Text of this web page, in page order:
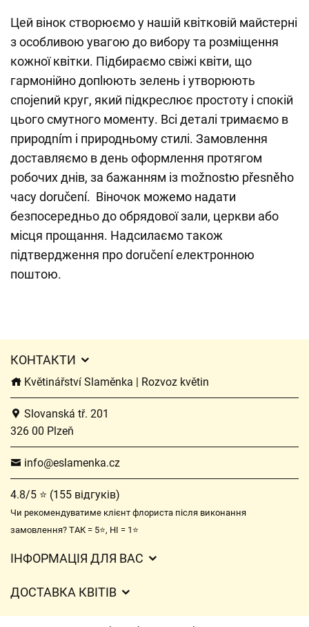
Цей вінок створюємо у нашій квітковій майстерні
з особливою увагою до вибору та розміщення
кожної квітки. Підбираємо свіжі квіти, що
гармонійно допlюють зелень і утворюють
спojenий круг, який підкреслює простоту і спокій
цього смутного моменту. Всі деталі тримаємо в
природním і природньому стилі. Замовлення
доставляємо в день оформлення протягом
робочих днів, за бажанням із možnostю přesněho
часу doručení. Віночок можемо надати
безпосередньо до обрядової зали, церкви або
місця прощання. Надсилаємо також
підтвердження про doručení електронною
поштою.
КОНТАКТИ
Květinářství Slaměnka | Rozvoz květin
Slovanská tř. 201
326 00 Plzeň
info@eslamenka.cz
4.8/5 ⭐ (155 відгуків)
Чи рекомендуватиме клієнт флориста після виконання
замовлення? ТАК = 5⭐, НІ = 1⭐
ІНФОРМАЦІЯ ДЛЯ ВАС
Захист персональних даних
ДОСТАВКА КВІТІВ
Вартість доставки